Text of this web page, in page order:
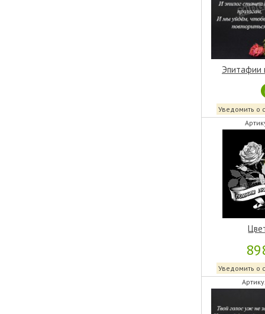
Эпитафии
Уведомить о
Уведомить о